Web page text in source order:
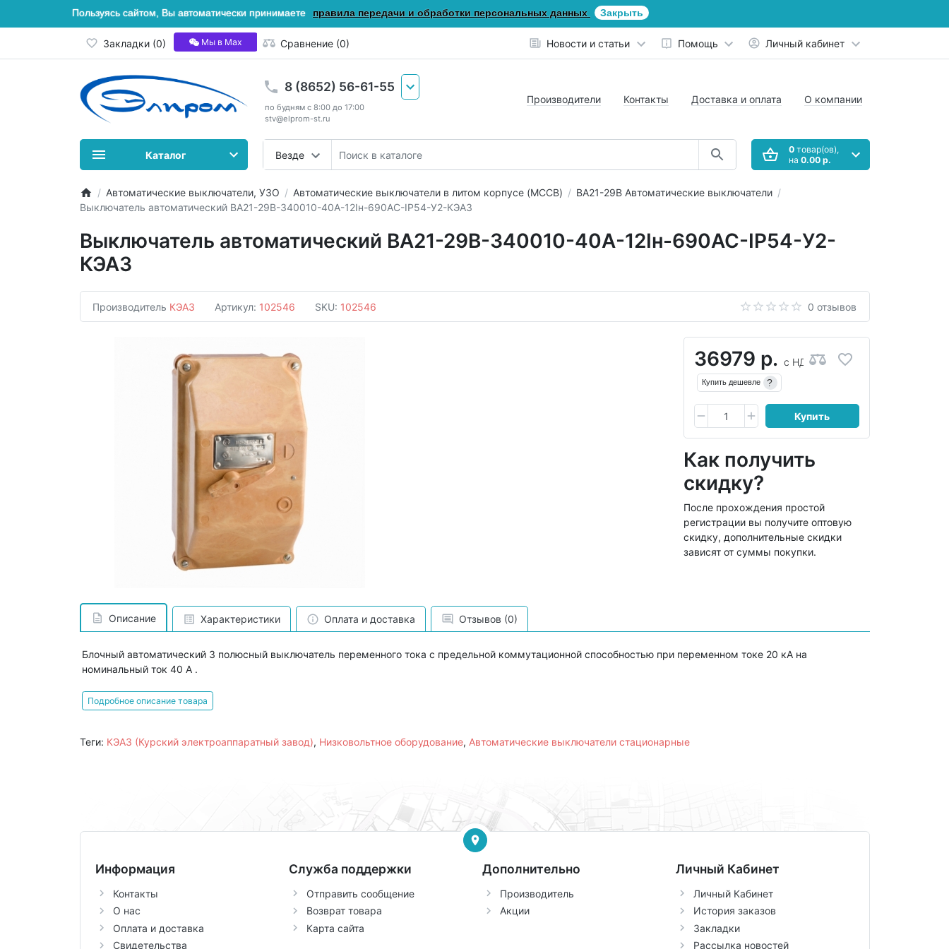
Пользуясь сайтом, Вы автоматически принимаете правила передачи и обработки персональных данных Закрыть
Закладки (0) Мы в Мах Сравнение (0) Новости и статьи Помощь Личный кабинет
8 (8652) 56-61-55
по будням с 8:00 до 17:00
stv@elprom-st.ru
Везде
Производители Контакты Доставка и оплата О компании
0товар(ов),
на 0.00 р.
Каталог
Автоматические выключатели, УЗО Автоматические выключатели в литом корпусе (MCCB)
ВА21-29В Автоматические выключатели
Выключатель автоматический ВА21-29В-340010-40А-12Iн-690AC-IP54-У2-КЭАЗ
Выключатель автоматический ВА21-29В-340010-40А-12Iн-690AC-IP54-У2-
КЭАЗ
Производитель КЭАЗ Артикул: 102546 SKU: 102546 0 отзывов
36979 р. с НДС
Купить дешевле ?
Купить
Как получить
скидку?
После прохождения простой
регистрации вы получите оптовую
скидку, дополнительные скидки
зависят от суммы покупки.
Описание Характеристики Оплата и доставка Отзывов (0)
Блочный автоматический 3 полюсный выключатель переменного тока с предельной коммутационной способностью при переменном токе 20 кА на
номинальный ток 40 А .
Подробное описание товара
Теги: КЭАЗ (Курский электроаппаратный завод), Низковольтное оборудование, Автоматические выключатели стационарные
Информация
Контакты
О нас
Оплата и доставка
Свидетельства
Служба поддержки
Отправить сообщение
Возврат товара
Карта сайта
Дополнительно
Производитель
Акции
Личный Кабинет
Личный Кабинет
История заказов
Закладки
Рассылка новостей